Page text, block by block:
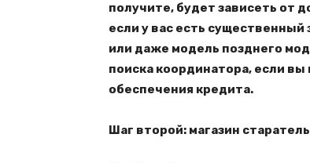
получите, будет зависеть от
если у вас есть существенный
или даже модель позднего
поиска координатора, если
обеспечения кредита.
Шаг второй: магазин